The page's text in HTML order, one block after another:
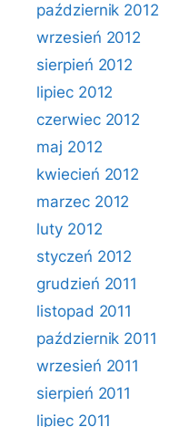
październik 2012
wrzesień 2012
sierpień 2012
lipiec 2012
czerwiec 2012
maj 2012
kwiecień 2012
marzec 2012
luty 2012
styczeń 2012
grudzień 2011
listopad 2011
październik 2011
wrzesień 2011
sierpień 2011
lipiec 2011